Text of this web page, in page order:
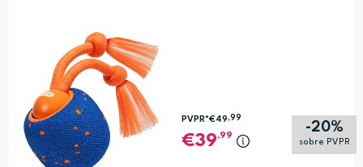
-20%
sobre PVPR
PVPR*€49 ,99
39,99